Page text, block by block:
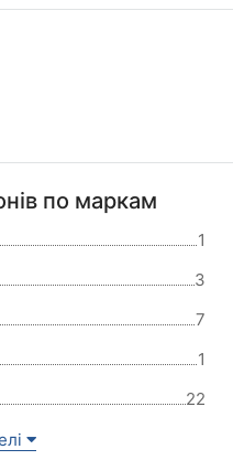
по маркам
1
3
7
1
22